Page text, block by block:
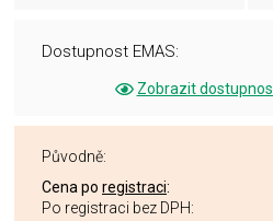
Dostupnost EMAS:
Zobrazit
Původně:
Cena po registraci:
Po registraci bez DPH: